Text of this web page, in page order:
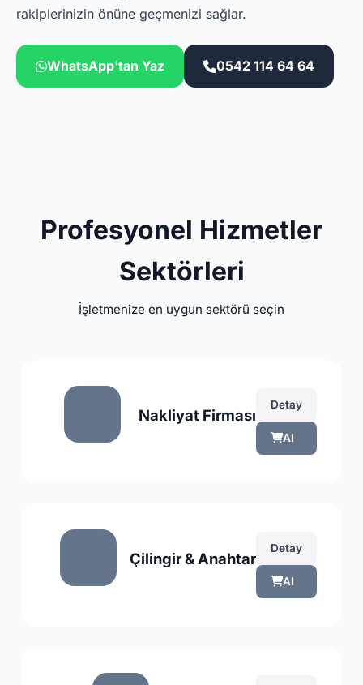
rakiplerinizin önüne geçmenizi sağlar.
WhatsApp'tan Yaz 0542 114 64 64
Profesyonel Hizmetler
Sektörleri
İşletmenize en uygun sektörü seçin
Nakliyat Firması
Detay
Al
Çilingir & Anahtar
Detay
Al